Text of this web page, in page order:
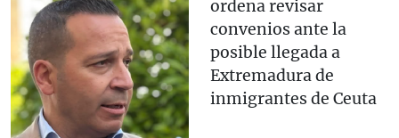
ordena revisar
convenios ante la
posible llegada a
Extremadura de
inmigrantes de Ceuta